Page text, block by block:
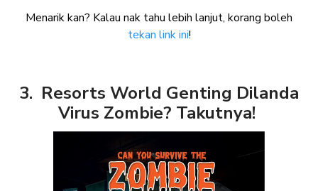
Menarik kan? Kalau nak tahu lebih lanjut, korang boleh
tekan link ini!
3. Resorts World Genting Dilanda
Virus Zombie? Takutnya!